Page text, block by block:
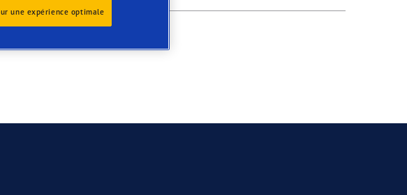
une expérience optimale